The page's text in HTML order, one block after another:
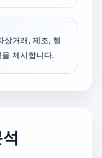
상거래, 제조, 헬
제시합니다.